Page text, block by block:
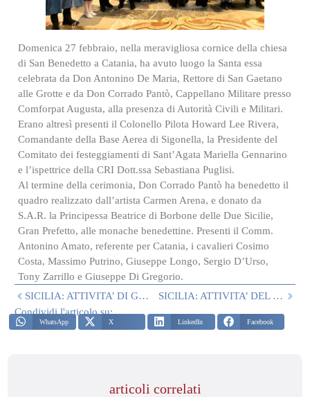
Domenica 27 febbraio, nella meravigliosa cornice della chiesa
di San Benedetto a Catania, ha avuto luogo la Santa essa
celebrata da Don Antonino De Maria, Rettore di San Gaetano
alle Grotte e da Don Corrado Pantò, Cappellano Militare presso
Comforpat Augusta, alla presenza di Autorità Civili e Militari.
Erano altresì presenti il Colonello Pilota Howard Lee Rivera,
Comandante della Base Aerea di Sigonella, la Presidente del
Comitato dei festeggiamenti di Sant’Agata Mariella Gennarino
e l’ispettrice della CRI Dott.ssa Sebastiana Puglisi.
Al termine della cerimonia, Don Corrado Pantò ha benedetto il
quadro realizzato dall’artista Carmen Arena, e donato da
S.A.R. la Principessa Beatrice di Borbone delle Due Sicilie,
Gran Prefetto, alle monache benedettine. Presenti il Comm.
Antonino Amato, referente per Catania, i cavalieri Cosimo
Costa, Massimo Putrino, Giuseppe Longo, Sergio D’Urso,
Tony Zarrillo e Giuseppe Di Gregorio.
SICILIA: ATTIVITA’ DI GENNAIO
SICILIA: ATTIVITA’ DEL MESE DI MARZO
Condividi l'articolo su:
WhatsApp X LinkedIn Facebook
articoli correlati